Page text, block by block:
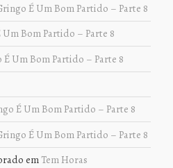
É Um Bom Partido – Parte 8
Bom Partido – Parte 8
Um Bom Partido – Parte 8
É Um Bom Partido – Parte 8
É Um Bom Partido – Parte 8
em Tem Horas